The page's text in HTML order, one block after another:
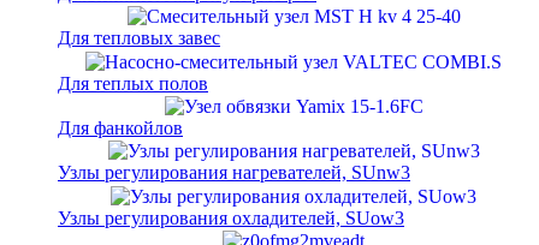
Для тепловых завес
Для теплых полов
Для фанкойлов
Узлы регулирования нагревателей, SUnw3
Узлы регулирования охладителей, SUow3